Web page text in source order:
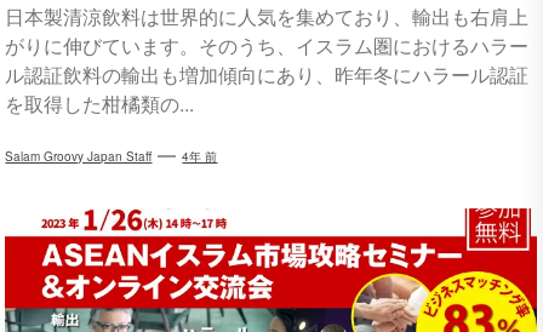
日本製清涼飲料は世界的に人気を集めており、輸出も右肩上
がりに伸びています。そのうち、イスラム圏におけるハラー
ル認証飲料の輸出も増加傾向にあり、昨年冬にハラール認証
を取得した柑橘類の...
Salam Groovy Japan Staff 4年 前